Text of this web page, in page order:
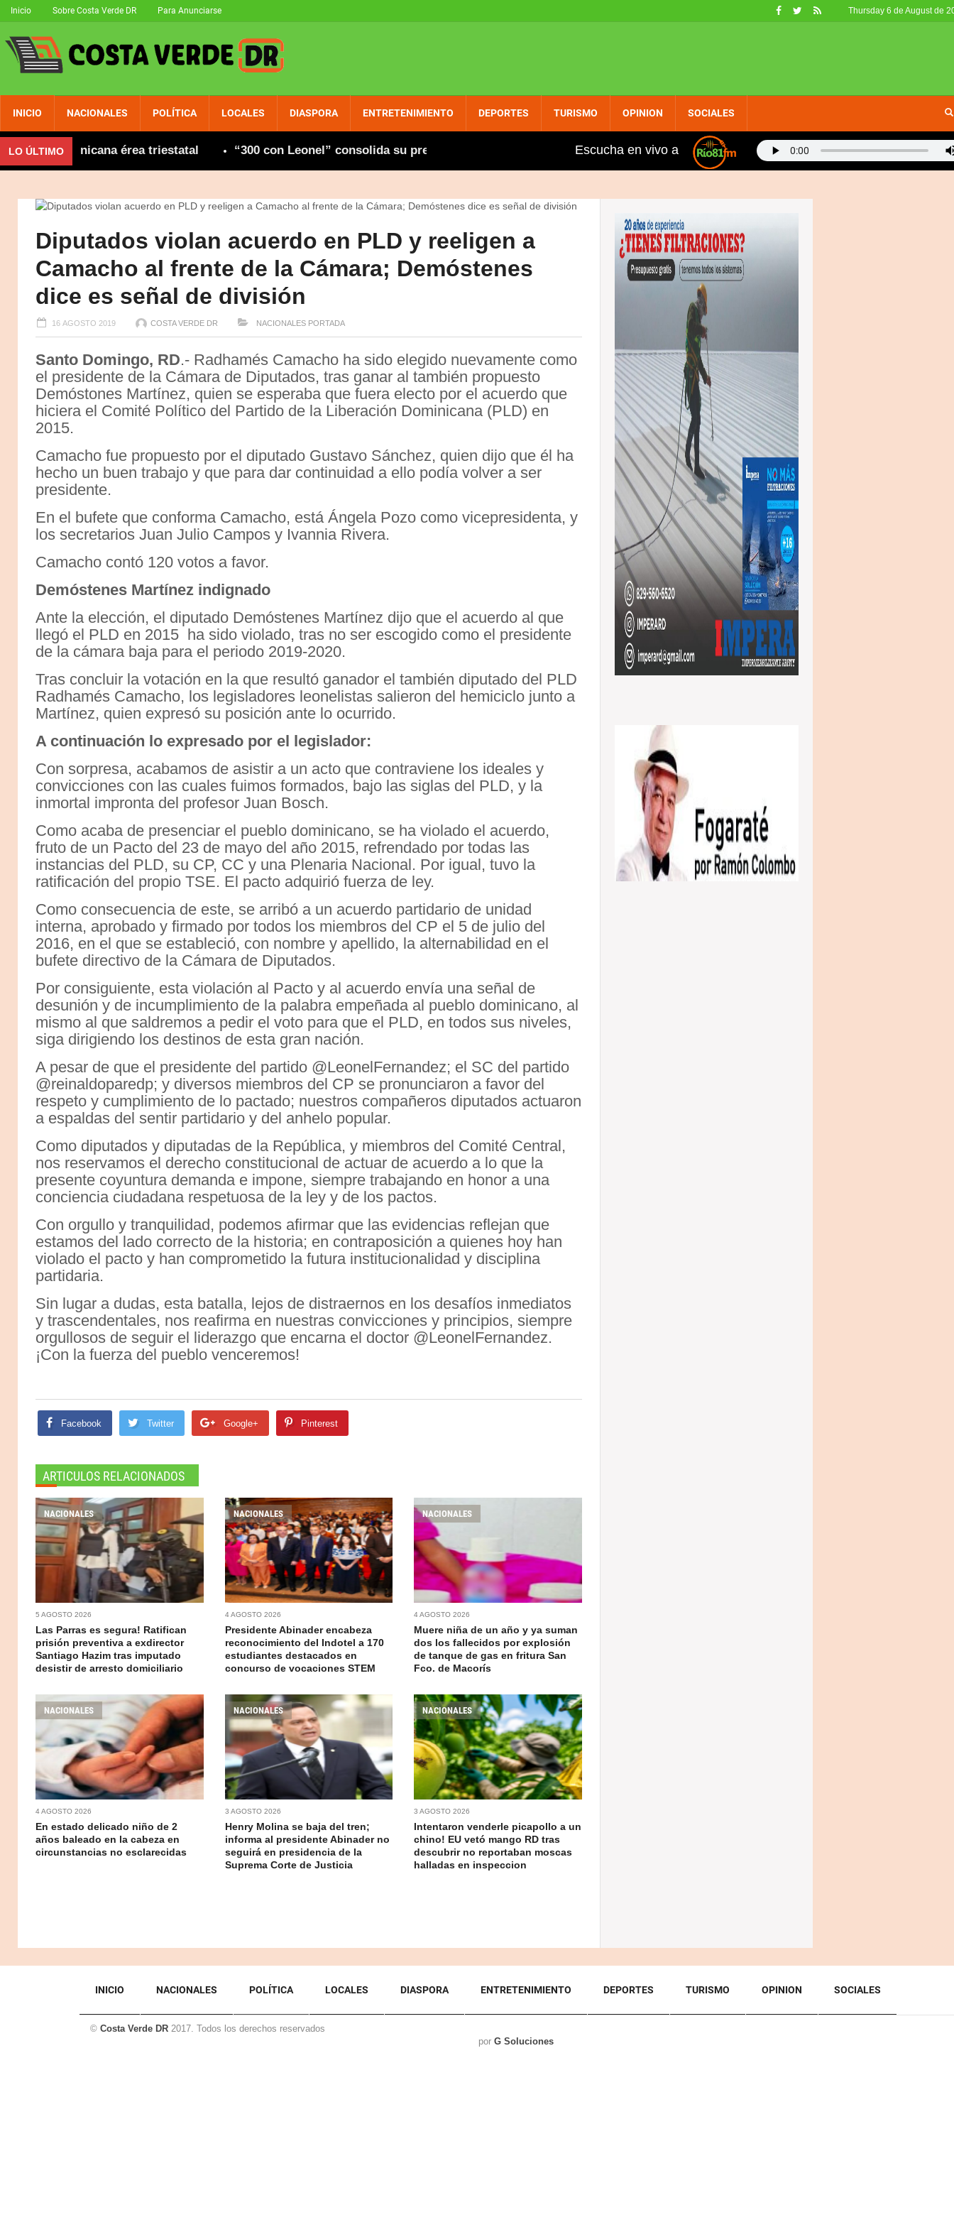
Thursday 6 de August de
Inicio Sobre Costa Verde DR Para Anunciarse
INICIO NACIONALES POLÍTICA LOCALES DIASPORA ENTRETENIMIENTO DEPORTES TURISMO OPINION SOCIALES
LO ÚLTIMO
dominicana érea triestatal “300 con Leonel” consolida su presencia entre dominicanos circunscripción 1-USA Agradecen al Gobierno por escuchar a las
Escucha en vivo a
Diputados violan acuerdo en PLD y reeligen a
Camacho al frente de la Cámara; Demóstenes
dice es señal de división
16 AGOSTO 2019 COSTA VERDE DR NACIONALES PORTADA
Santo Domingo, RD.- Radhamés Camacho ha sido elegido nuevamente como
el presidente de la Cámara de Diputados, tras ganar al también propuesto
Demóstones Martínez, quien se esperaba que fuera electo por el acuerdo que
hiciera el Comité Político del Partido de la Liberación Dominicana (PLD) en
2015.
Camacho fue propuesto por el diputado Gustavo Sánchez, quien dijo que él ha
hecho un buen trabajo y que para dar continuidad a ello podía volver a ser
presidente.
En el bufete que conforma Camacho, está Ángela Pozo como vicepresidenta, y
los secretarios Juan Julio Campos y Ivannia Rivera.
Camacho contó 120 votos a favor.
Demóstenes Martínez indignado
Ante la elección, el diputado Demóstenes Martínez dijo que el acuerdo al que
llegó el PLD en 2015 ha sido violado, tras no ser escogido como el presidente
de la cámara baja para el periodo 2019-2020.
Tras concluir la votación en la que resultó ganador el también diputado del PLD
Radhamés Camacho, los legisladores leonelistas salieron del hemiciclo junto a
Martínez, quien expresó su posición ante lo ocurrido.
A continuación lo expresado por el legislador:
Con sorpresa, acabamos de asistir a un acto que contraviene los ideales y
convicciones con las cuales fuimos formados, bajo las siglas del PLD, y la
inmortal impronta del profesor Juan Bosch.
Como acaba de presenciar el pueblo dominicano, se ha violado el acuerdo,
fruto de un Pacto del 23 de mayo del año 2015, refrendado por todas las
instancias del PLD, su CP, CC y una Plenaria Nacional. Por igual, tuvo la
ratificación del propio TSE. El pacto adquirió fuerza de ley.
Como consecuencia de este, se arribó a un acuerdo partidario de unidad
interna, aprobado y firmado por todos los miembros del CP el 5 de julio del
2016, en el que se estableció, con nombre y apellido, la alternabilidad en el
bufete directivo de la Cámara de Diputados.
Por consiguiente, esta violación al Pacto y al acuerdo envía una señal de
desunión y de incumplimiento de la palabra empeñada al pueblo dominicano, al
mismo al que saldremos a pedir el voto para que el PLD, en todos sus niveles,
siga dirigiendo los destinos de esta gran nación.
A pesar de que el presidente del partido @LeonelFernandez; el SC del partido
@reinaldoparedp; y diversos miembros del CP se pronunciaron a favor del
respeto y cumplimiento de lo pactado; nuestros compañeros diputados actuaron
a espaldas del sentir partidario y del anhelo popular.
Como diputados y diputadas de la República, y miembros del Comité Central,
nos reservamos el derecho constitucional de actuar de acuerdo a lo que la
presente coyuntura demanda e impone, siempre trabajando en honor a una
conciencia ciudadana respetuosa de la ley y de los pactos.
Con orgullo y tranquilidad, podemos afirmar que las evidencias reflejan que
estamos del lado correcto de la historia; en contraposición a quienes hoy han
violado el pacto y han comprometido la futura institucionalidad y disciplina
partidaria.
Sin lugar a dudas, esta batalla, lejos de distraernos en los desafíos inmediatos
y trascendentales, nos reafirma en nuestras convicciones y principios, siempre
orgullosos de seguir el liderazgo que encarna el doctor @LeonelFernandez.
¡Con la fuerza del pueblo venceremos!
Facebook Twitter Google+ Pinterest
ARTICULOS RELACIONADOS
NACIONALES
5 AGOSTO 2026
Las Parras es segura! Ratifican
prisión preventiva a exdirector
Santiago Hazim tras imputado
desistir de arresto domiciliario
NACIONALES
4 AGOSTO 2026
Presidente Abinader encabeza
reconocimiento del Indotel a 170
estudiantes destacados en
concurso de vocaciones STEM
NACIONALES
4 AGOSTO 2026
Muere niña de un año y ya suman
dos los fallecidos por explosión
de tanque de gas en fritura San
Fco. de Macorís
NACIONALES
4 AGOSTO 2026
En estado delicado niño de 2
años baleado en la cabeza en
circunstancias no esclarecidas
NACIONALES
3 AGOSTO 2026
Henry Molina se baja del tren;
informa al presidente Abinader no
seguirá en presidencia de la
Suprema Corte de Justicia
NACIONALES
3 AGOSTO 2026
Intentaron venderle picapollo a un
chino! EU vetó mango RD tras
descubrir no reportaban moscas
halladas en inspeccion
INICIO NACIONALES POLÍTICA LOCALES DIASPORA ENTRETENIMIENTO DEPORTES TURISMO OPINION SOCIALES
© Costa Verde DR 2017. Todos los derechos reservados
por G Soluciones